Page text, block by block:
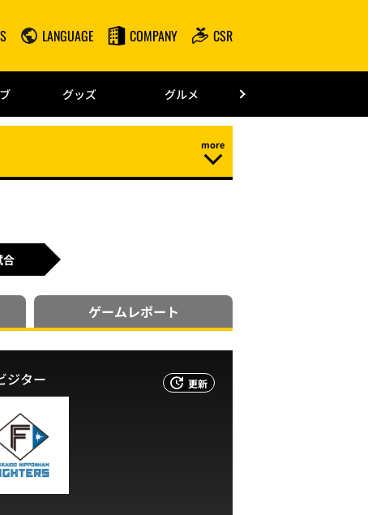
LANGUAGE COMPANY CSR
グッズ グルメ
合
ゲームレポート
更新
ジター